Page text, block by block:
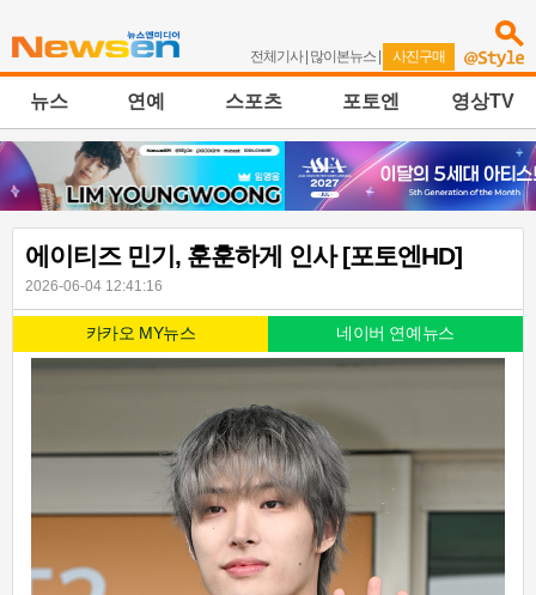
전체기사| 많이본뉴스 | 사진구매
뉴스 연예 스포츠 포토엔 영상TV
에이티즈 민기, 훈훈하게 인사 [포토엔HD]
2026-06-04 12:41:16
카카오 MY뉴스 네이버 연예뉴스